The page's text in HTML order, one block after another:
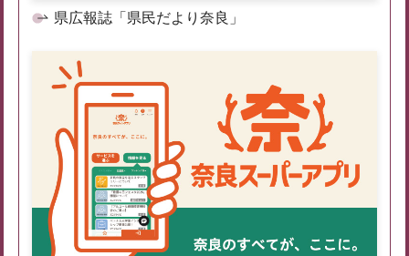
県広報誌「県民だより奈良」